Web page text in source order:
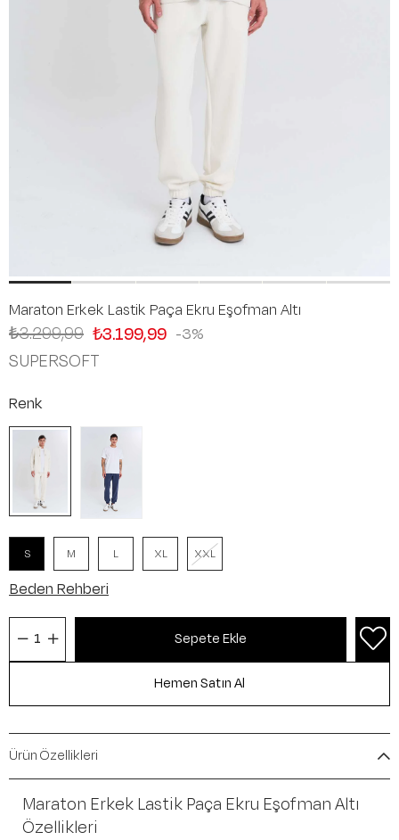
Maraton Erkek Lastik Paça Ekru Eşofman Altı
3
₺3.299,99 ₺3.199,99
SUPERSOFT
Renk
S M L XL XXL
Beden Rehberi
Ürün Özellikleri
Maraton Erkek Lastik Paça Ekru Eşofman Altı
Özellikleri